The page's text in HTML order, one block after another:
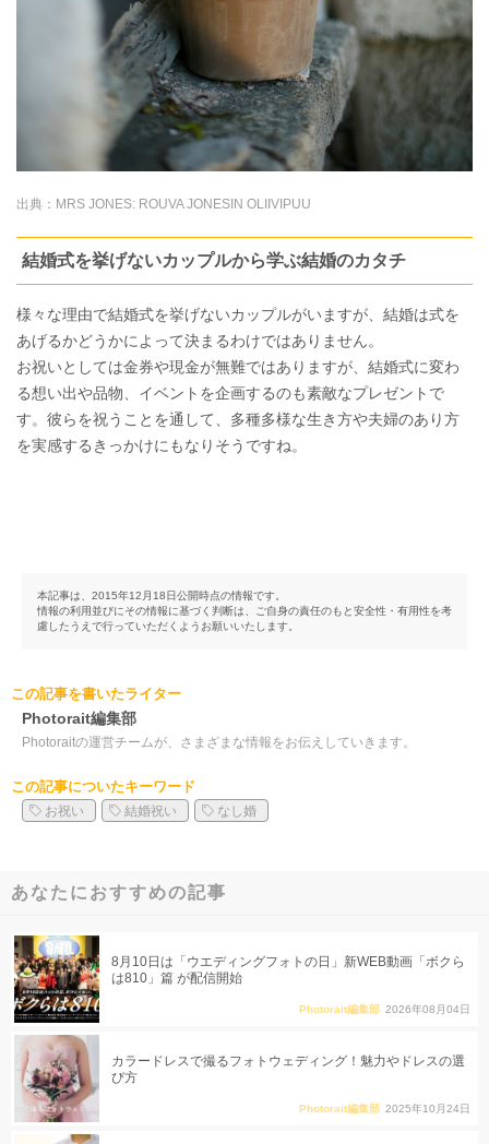
出典： MRS JONES: ROUVA JONESIN OLIIVIPUU
結婚式を挙げないカップルから学ぶ結婚のカタチ
様々な理由で結婚式を挙げないカップルがいますが、結婚は式を
あげるかどうかによって決まるわけではありません。
お祝いとしては金券や現金が無難ではありますが、結婚式に変わ
る想い出や品物、イベントを企画するのも素敵なプレゼントで
す。彼らを祝うことを通して、多種多様な生き方や夫婦のあり方
を実感するきっかけにもなりそうですね。
本記事は、2015年12月18日公開時点の情報です。
情報の利用並びにその情報に基づく判断は、ご自身の責任のもと安全性・有用性を考
慮したうえで行っていただくようお願いいたします。
この記事を書いたライター
Photorait編集部
Photoraitの運営チームが、さまざまな情報をお伝えしていきます。
この記事についたキーワード
お祝い 結婚祝い なし婚
あなたにおすすめの記事
8月10日は「ウエディングフォトの日」新WEB動画「ボクら
は810」篇 が配信開始
Photorait編集部 2026年08月04日
カラードレスで撮るフォトウェディング！魅力やドレスの選
び方
Photorait編集部 2025年10月24日